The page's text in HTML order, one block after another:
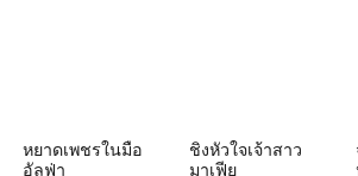
หยาดเพชรในมือ
อัลฟ่า
ชิงหัวใจเจ้าสาว
มาเฟีย